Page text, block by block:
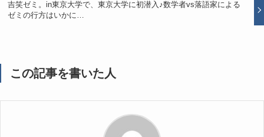
吉笑ゼミ。in東京大学で、東京大学に初潜入♪数学者vs落語家による
ゼミの行方はいかに…
この記事を書いた人